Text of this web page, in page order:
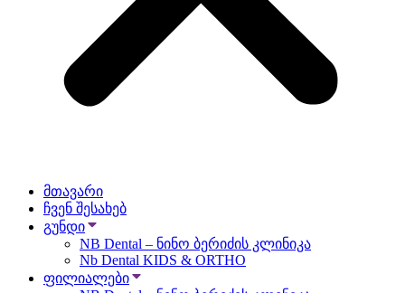
მთავარი
ჩვენ შესახებ
გუნდი
NB Dental – ნინო ბერიძის კლინიკა
Nb Dental KIDS & ORTHO
ფილიალები